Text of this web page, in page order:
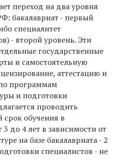
переход на два уровня
бакалавриат - первый
специалитет
- второй уровень. Эти
государственные
и самостоятельную
аттестацию и
программам
и подготовки
проводить
обучения в
3 до 4 лет в зависимости от
на базе бакалавриата - 2
специалистов - не